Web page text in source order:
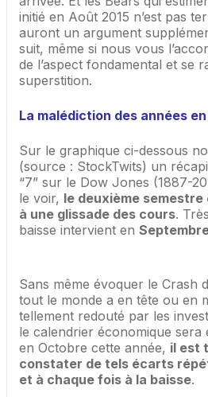
initié en Août 2015 n’est pas
auront un argument
suit, même si nous vous
de l’aspect fondamental et se
superstition.
La malédiction des années en
Sur le graphique ci-dessous
(source : StockTwits) un
“7” sur le Dow Jones (1887-
le voir, le deuxième
à une glissade des cours.
baisse intervient en
Sans même évoquer le Crash
tout le monde a en tête ou en
tellement redouté par les
le calendrier économique sera
en Octobre cette année, il est
constater de tels écarts
et à chaque fois à la baisse.